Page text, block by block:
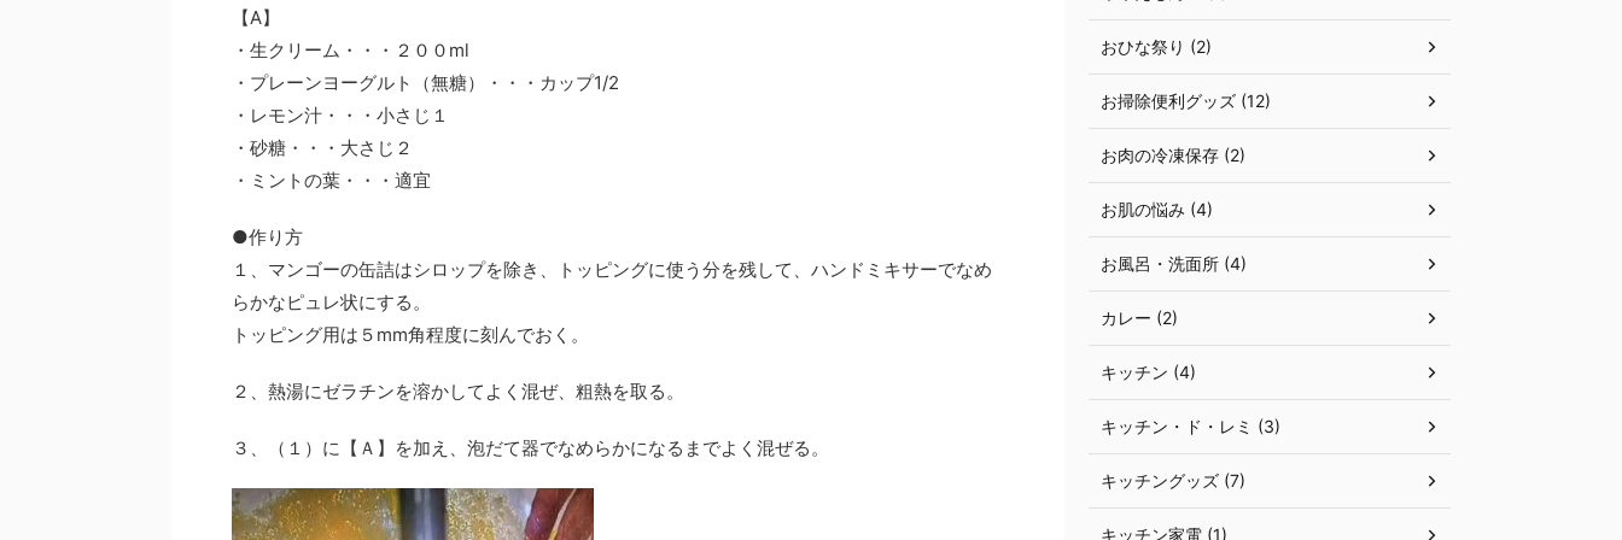
【A】
・生クリーム・・・２００ml
・プレーンヨーグルト（無糖）・・・カップ1/2
・レモン汁・・・小さじ１
・砂糖・・・大さじ２
・ミントの葉・・・適宜
●作り方
１、マンゴーの缶詰はシロップを除き、トッピングに使う分を残して、ハンドミキサーでなめ
らかなピュレ状にする。
トッピング用は５mm角程度に刻んでおく。
２、熱湯にゼラチンを溶かしてよく混ぜ、粗熱を取る。
３、（１）に【Ａ】を加え、泡だて器でなめらかになるまでよく混ぜる。
おひな祭り (2)
お掃除便利グッズ (12)
お肉の冷凍保存 (2)
お肌の悩み (4)
お風呂・洗面所 (4)
カレー (2)
キッチン (4)
キッチン・ド・レミ (3)
キッチングッズ (7)
キッチン家電 (1)